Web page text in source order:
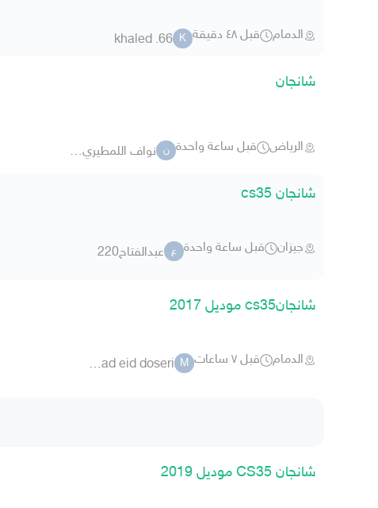
الدمام قبل ٤٨ دقيقة K
khaled .66
شانجان
الرياض قبل ساعة واحدة ن نواف اللمطيري 39743
شانجان cs35
جيزان قبل ساعة واحدة ع عبدالفتاح220
شانجانcs35 موديل 2017
الدمام قبل ٧ ساعات M
mohammad eid doseri
شانجان CS35 موديل 2019